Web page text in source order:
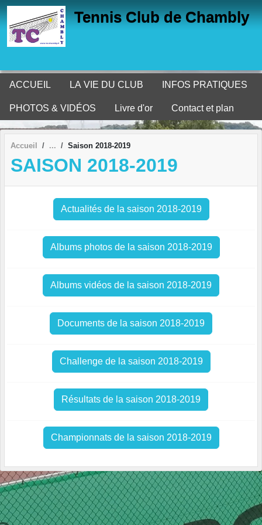
Tennis Club de Chambly
ACCUEIL LA VIE DU CLUB INFOS PRATIQUES
PHOTOS & VIDÉOS Livre d'or Contact et plan
Accueil Saison 2018-2019
SAISON 2018-2019
Actualités de la saison 2018-2019
Albums photos de la saison 2018-2019
Albums vidéos de la saison 2018-2019
Documents de la saison 2018-2019
Challenge de la saison 2018-2019
Résultats de la saison 2018-2019
Championnats de la saison 2018-2019
Panneau de gestion des cookies